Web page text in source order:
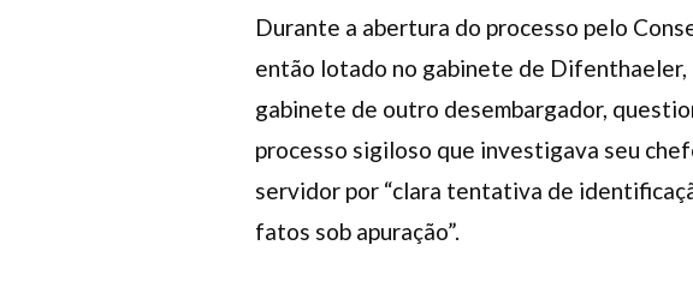
Durante a abertura do processo pelo
então lotado no gabinete de
gabinete de outro desembargador,
processo sigiloso que investigava seu
servidor por “clara tentativa de
fatos sob apuração”.